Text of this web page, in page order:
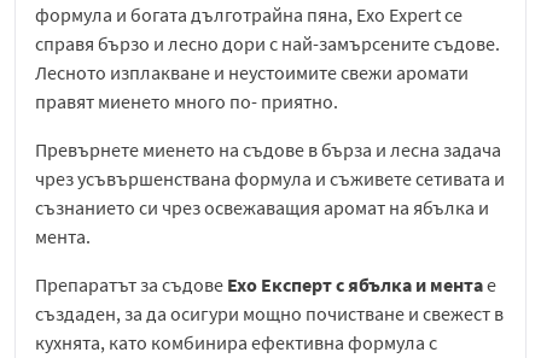
формула и богата дълготрайна пяна, Exo Expert се
справя бързо и лесно дори с най-замърсените съдове.
Лесното изплакване и неустоимите свежи аромати
правят миенето много по- приятно.
Превърнете миенето на съдове в бърза и лесна задача
чрез усъвършенствана формула и съживете сетивата и
съзнанието си чрез освежаващия аромат на ябълка и
мента.
Препаратът за съдове Exo Експерт с ябълка и ментае
създаден, за да осигури мощно почистване и свежест в
кухнята, като комбинира ефективна формула с